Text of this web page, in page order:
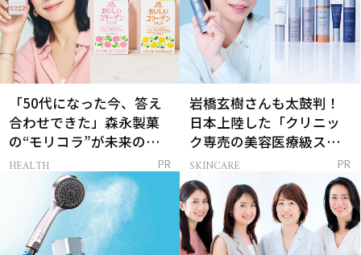
「50代になった今、答え
合わせできた」森永製菓
の“モリコラ”が未来のキ
レイを連れてくる！
HEALTH PR
岩橋玄樹さんも太鼓判！
日本上陸した「クリニッ
ク専売の美容医療級スキ
ンケア」
SKINCARE PR